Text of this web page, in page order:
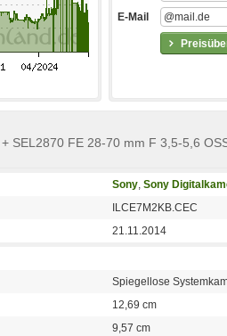
E-Mail
SEL2870 FE 28-70 mm F 3,5-5,6
Sony, Sony
ILCE7M2KB.CEC
21.11.2014
Spiegellose
12,69 cm
9,57 cm